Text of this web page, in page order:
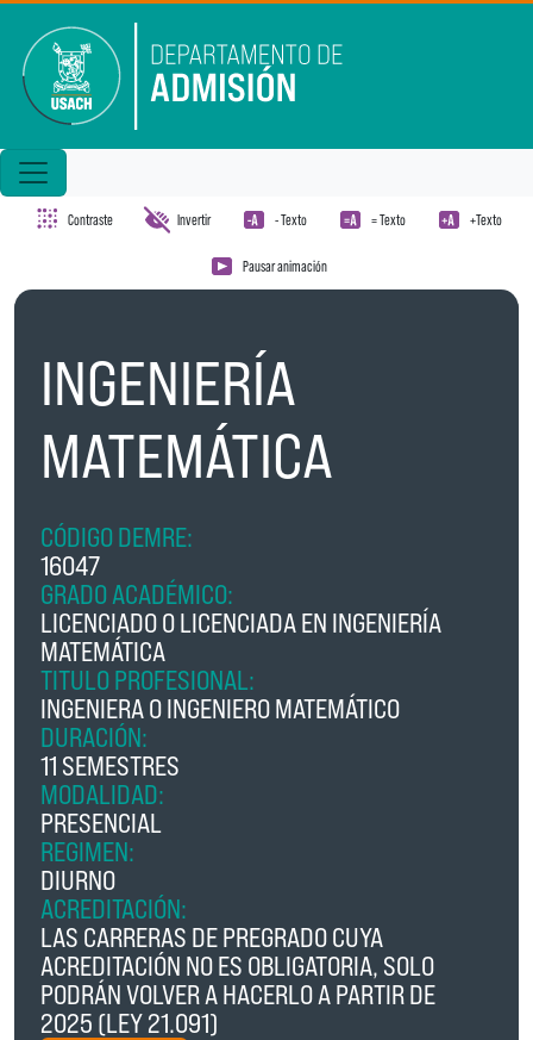
Contraste Invertir - Texto = Texto +Texto
Pausar animación
INGENIERÍA
MATEMÁTICA
CÓDIGO DEMRE:
16047
GRADO ACADÉMICO:
LICENCIADO O LICENCIADA EN INGENIERÍA
MATEMÁTICA
TITULO PROFESIONAL:
INGENIERA O INGENIERO MATEMÁTICO
DURACIÓN:
11 SEMESTRES
MODALIDAD:
PRESENCIAL
REGIMEN:
DIURNO
ACREDITACIÓN:
LAS CARRERAS DE PREGRADO CUYA
ACREDITACIÓN NO ES OBLIGATORIA, SOLO
PODRÁN VOLVER A HACERLO A PARTIR DE
2025 (LEY 21.091)